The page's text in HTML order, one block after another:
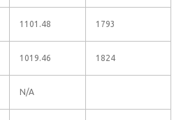
1101.48 1793
1019.46 1824
N/A